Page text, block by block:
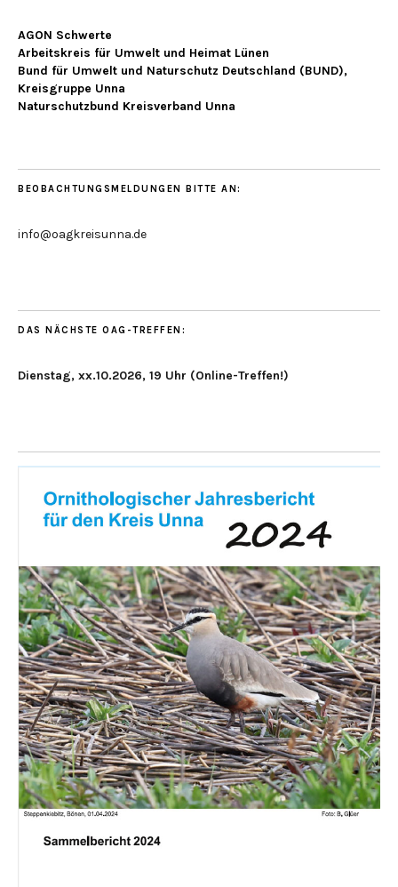
AGON Schwerte
Arbeitskreis für Umwelt und Heimat Lünen
Bund für Umwelt und Naturschutz Deutschland (BUND),
Kreisgruppe Unna
Naturschutzbund Kreisverband Unna
BEOBACHTUNGSMELDUNGEN BITTE AN:
info@oagkreisunna.de
DAS NÄCHSTE OAG-TREFFEN:
Dienstag, xx.10.2026, 19 Uhr (Online-Treffen!)